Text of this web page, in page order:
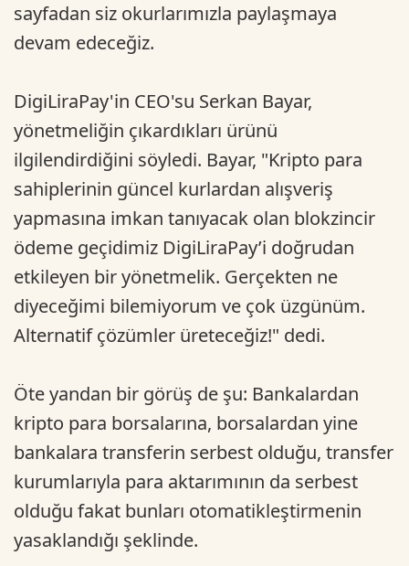
sayfadan siz okurlarımızla paylaşmaya
devam edeceğiz.
DigiLiraPay'in CEO'su Serkan Bayar,
yönetmeliğin çıkardıkları ürünü
ilgilendirdiğini söyledi. Bayar, "Kripto para
sahiplerinin güncel kurlardan alışveriş
yapmasına imkan tanıyacak olan blokzincir
ödeme geçidimiz DigiLiraPay’i doğrudan
etkileyen bir yönetmelik. Gerçekten ne
diyeceğimi bilemiyorum ve çok üzgünüm.
Alternatif çözümler üreteceğiz!" dedi.
Öte yandan bir görüş de şu: Bankalardan
kripto para borsalarına, borsalardan yine
bankalara transferin serbest olduğu, transfer
kurumlarıyla para aktarımının da serbest
olduğu fakat bunları otomatikleştirmenin
yasaklandığı şeklinde.